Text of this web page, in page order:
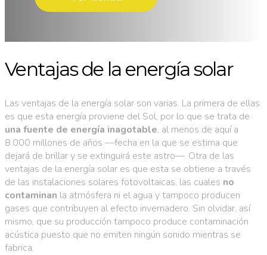
Ventajas de la energía solar
Las ventajas de la energía solar son varias. La primera de ellas
es que esta energía proviene del Sol, por lo que se trata de
una fuente de energía inagotable, al menos de aquí a
8.000 millones de años —fecha en la que se estima que
dejará de brillar y se extinguirá este astro—. Otra de las
ventajas de la energía solar es que esta se obtiene a través
de las instalaciones solares fotovoltaicas, las cuales no
contaminan la atmósfera ni el agua y tampoco producen
gases que contribuyen al efecto invernadero. Sin olvidar, así
mismo, que su producción tampoco produce contaminación
acústica puesto que no emiten ningún sonido mientras se
fabrica.